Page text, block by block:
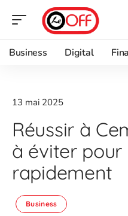
Business Digital
13 mai 2025
Réussir à
à éviter
rapidement
Business